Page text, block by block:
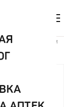
Сени Медиум